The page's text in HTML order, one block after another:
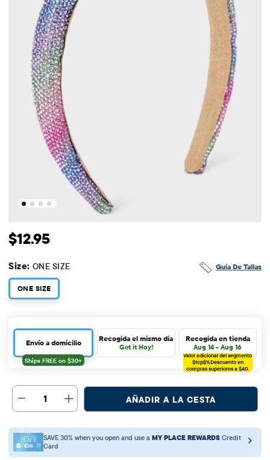
Precio original: $12.95
$12.95
Guía De Tallas
Size: ONE SIZE
ONE SIZE
Envío a domicilio Recogida el mismo día
Get it Hoy!
Recogida en tienda
Aug 14 - Aug 16
Valor adicional del segmento
$tcp$%Descuento en
compras superiores a $40.
1 AÑADIR A LA CESTA
SAVE 30% when you open and use a MY PLACE REWARDS Credit
Card